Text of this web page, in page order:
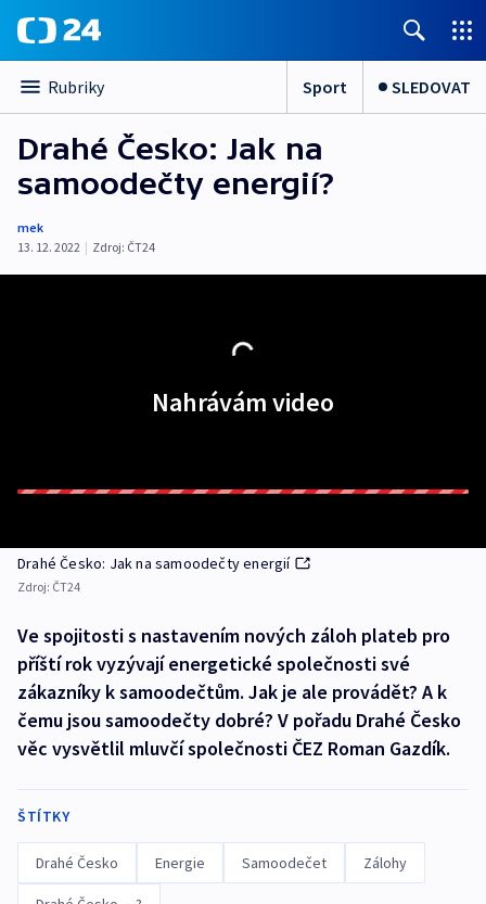
Rubriky Sport SLEDOVAT
Drahé Česko: Jak na
samoodečty energií?
mek
13. 12. 2022 | Zdroj: ČT24
Nahrávám video
Drahé Česko: Jak na samoodečty energií
Zdroj: ČT24
Ve spojitosti s nastavením nových záloh plateb pro
příští rok vyzývají energetické společnosti své
zákazníky k samoodečtům. Jak je ale provádět? A k
čemu jsou samoodečty dobré? V pořadu Drahé Česko
věc vysvětlil mluvčí společnosti ČEZ Roman Gazdík.
ŠTÍTKY
Drahé Česko Energie Samoodečet Zálohy